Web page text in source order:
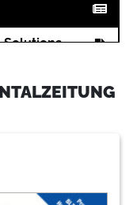
Solutions